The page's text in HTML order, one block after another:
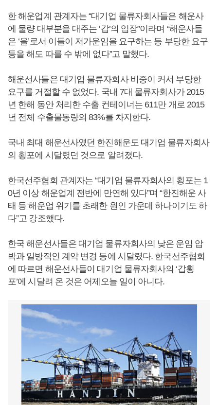
한 해운업계 관계자는 “대기업 물류자회사들은 해운사
에 물량 대부분을 대주는 ‘갑’의 입장”이라며 “해운사들
은 ‘을’로서 이들이 저가운임을 요구하는 등 부당한 요구
등을 해도 따를 수 밖에 없다”고 말했다.
해운선사들은 대기업 물류자회사 비중이 커서 부당한
요구를 거절할 수 없었다. 국내 7대 물류자회사가 2015
년 한해 동안 처리한 수출 컨테이너는 611만 개로 2015
년 전체 수출물동량의 83%를 차지한다.
국내 최대 해운선사였던 한진해운도 대기업 물류자회사
의 횡포에 시달렸던 것으로 알려졌다.
한국선주협회 관계자는 “대기업 물류자회사의 횡포는 1
0년 이상 해운업계 전반에 만연해 있다”며 “한진해운 사
태 등 해운업 위기를 초래한 원인 가운데 하나이기도 하
다”고 강조했다.
한국 해운선사들은 대기업 물류자회사의 낮은 운임 압
박과 일방적인 계약 변경 등에 시달렸다. 한국선주협회
에 따르면 해운선사들이 대기업 물류자회사의 ‘갑횡
포’에 시달려 온 것은 어제오늘 일이 아니다.